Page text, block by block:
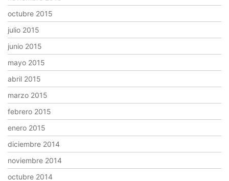
octubre 2015
julio 2015
junio 2015
mayo 2015
abril 2015
marzo 2015
febrero 2015
enero 2015
diciembre 2014
noviembre 2014
octubre 2014